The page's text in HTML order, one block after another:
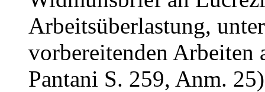
Arbeitsüberlastung,
vorbereitenden Arbeiten
Pantani S. 259, Anm.